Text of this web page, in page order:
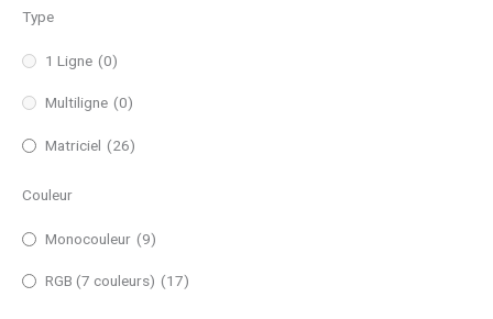
Type
1 Ligne (0)
Multiligne (0)
Matriciel (26)
Couleur
Monocouleur (9)
RGB (7 couleurs) (17)